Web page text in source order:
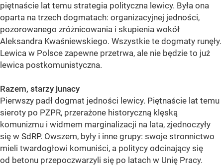
piętnaście lat temu strategia polityczna lewicy. Była ona
oparta na trzech dogmatach: organizacyjnej jedności,
pozorowanego zróżnicowania i skupienia wokół
Aleksandra Kwaśniewskiego. Wszystkie te dogmaty runęły.
Lewica w Polsce zapewne przetrwa, ale nie będzie to już
lewica postkomunistyczna.
Razem, starzy junacy
Pierwszy padł dogmat jedności lewicy. Piętnaście lat temu
sieroty po PZPR, przerażone historyczną klęską
komunizmu i widmem marginalizacji na lata, zjednoczyły
się w SdRP. Owszem, były i inne grupy: swoje stronnictwo
mieli twardogłowi komuniści, a politycy odcinający się
od betonu przepoczwarzyli się po latach w Unię Pracy.